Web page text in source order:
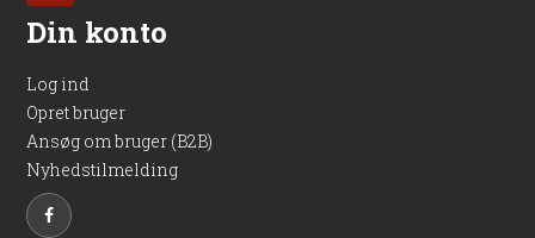
Din konto
Log ind
Opret bruger
Ansøg om bruger (B2B)
Nyhedstilmelding